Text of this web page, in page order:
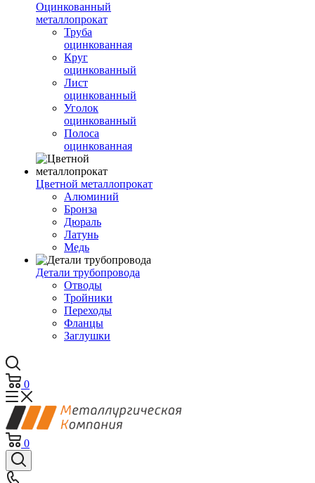
Оцинкованный
металлопрокат
Труба
оцинкованная
Круг
оцинкованный
Лист
оцинкованный
Уголок
оцинкованный
Полоса
оцинкованная
Цветной металлопрокат
Алюминий
Бронза
Дюраль
Латунь
Медь
Детали трубопровода
Отводы
Тройники
Переходы
Фланцы
Заглушки
0
0